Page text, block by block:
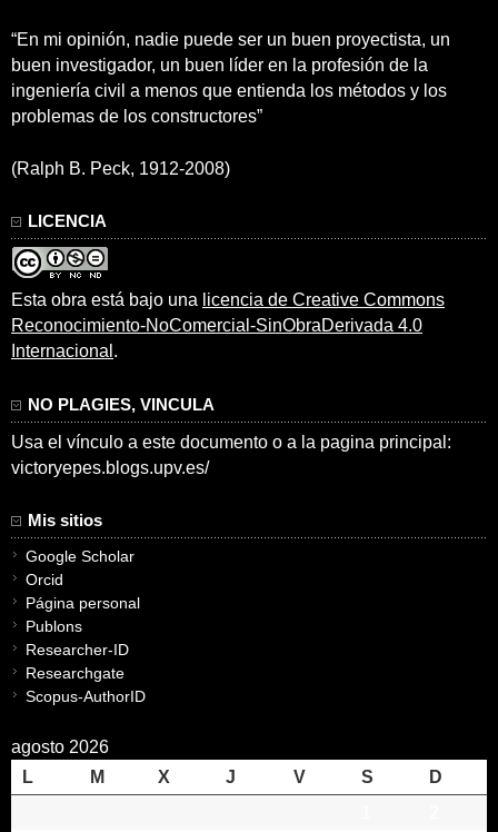
“En mi opinión, nadie puede ser un buen proyectista, un
buen investigador, un buen líder en la profesión de la
ingeniería civil a menos que entienda los métodos y los
problemas de los constructores”
(Ralph B. Peck, 1912-2008)
LICENCIA
Esta obra está bajo una licencia de Creative Commons
Reconocimiento-NoComercial-SinObraDerivada 4.0
Internacional .
NO PLAGIES, VINCULA
Usa el vínculo a este documento o a la pagina principal:
victoryepes.blogs.upv.es/
Mis sitios
Google Scholar
Orcid
Página personal
Publons
Researcher-ID
Researchgate
Scopus-AuthorID
agosto 2026
L
M X J V S
D